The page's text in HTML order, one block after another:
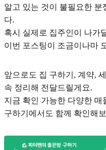
알고 있는 것이 불필요한 분
다.
혹시 실제로 집주인이 나가
이번 포스팅이 조금이나마
앞으로도 집 구하기, 계약,
속 정리해 전달드릴게요.
지금 확인 가능한 다양한
구하기에서도 함께 확인해